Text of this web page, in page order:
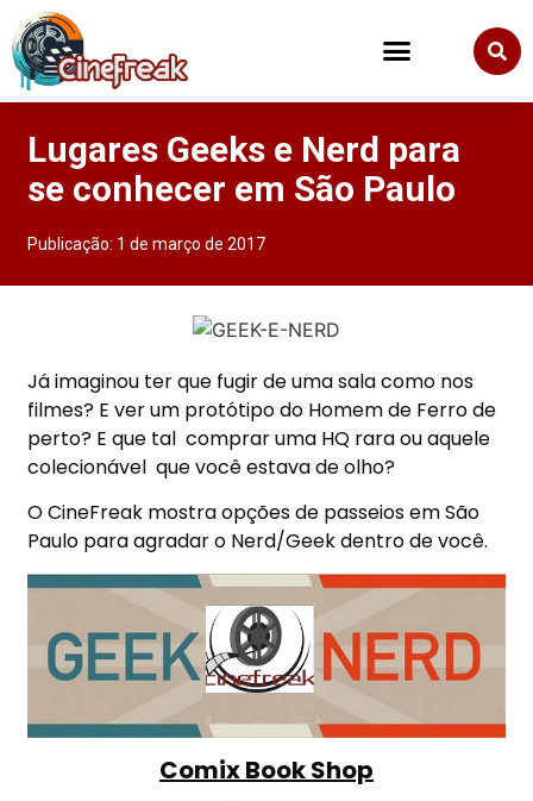
Lugares Geeks e Nerd para
se conhecer em São Paulo
Publicação: 1 de março de 2017
Já imaginou ter que fugir de uma sala como nos
filmes? E ver um protótipo do Homem de Ferro de
perto? E que tal comprar uma HQ rara ou aquele
colecionável que você estava de olho?
O CineFreak mostra opções de passeios em São
Paulo para agradar o Nerd/Geek dentro de você.
Comix Book Shop